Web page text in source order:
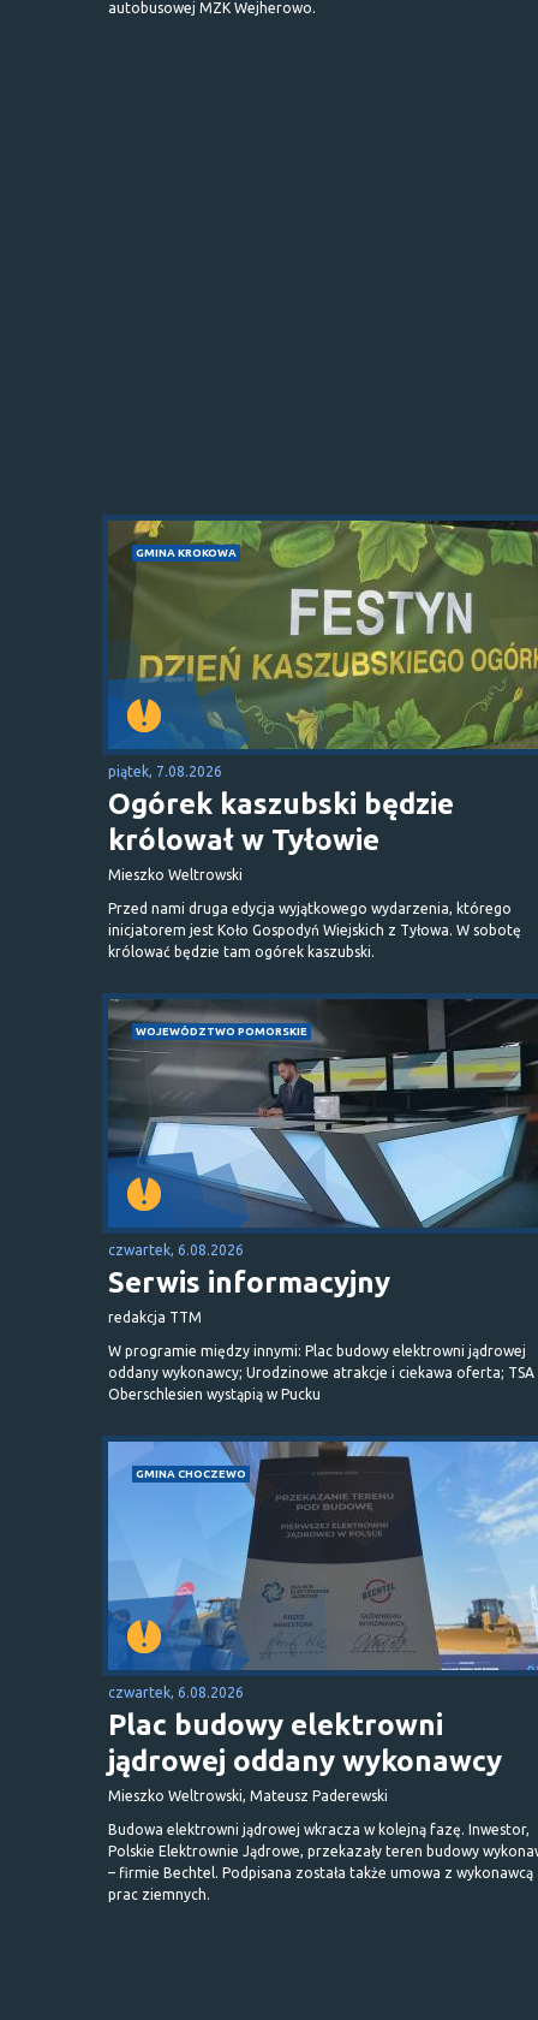
autobusowej MZK Wejherowo.
GMINA KROKOWA
piątek, 7.08.2026
Ogórek kaszubski będzie
królował w Tyłowie
Mieszko Weltrowski
Przed nami druga edycja wyjątkowego wydarzenia, którego
inicjatorem jest Koło Gospodyń Wiejskich z Tyłowa. W sobotę
królować będzie tam ogórek kaszubski.
WOJEWÓDZTWO POMORSKIE
czwartek, 6.08.2026
Serwis informacyjny
redakcja TTM
W programie między innymi: Plac budowy elektrowni jądrowej
oddany wykonawcy; Urodzinowe atrakcje i ciekawa oferta; TSA
Oberschlesien wystąpią w Pucku
GMINA CHOCZEWO
czwartek, 6.08.2026
Plac budowy elektrowni
jądrowej oddany wykonawcy
Mieszko Weltrowski, Mateusz Paderewski
Budowa elektrowni jądrowej wkracza w kolejną fazę. Inwestor,
Polskie Elektrownie Jądrowe, przekazały teren budowy
– firmie Bechtel. Podpisana została także umowa z wykonawcą
prac ziemnych.